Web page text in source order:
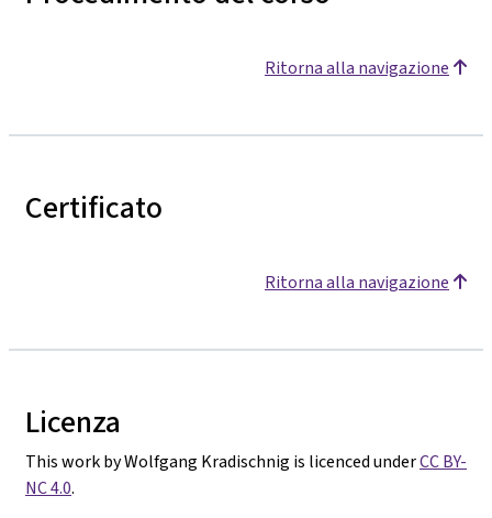
Ritorna alla navigazione
Certificato
Ritorna alla navigazione
Licenza
This work by Wolfgang Kradischnig is licenced underCC BY-
NC 4.0.